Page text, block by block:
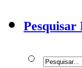
Pesquisar